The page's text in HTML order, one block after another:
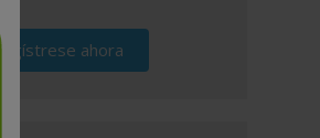
Regístrese ahora